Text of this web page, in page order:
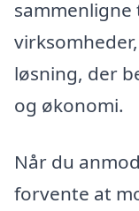
løsning, der
og økonomi.
Når du
forvente at